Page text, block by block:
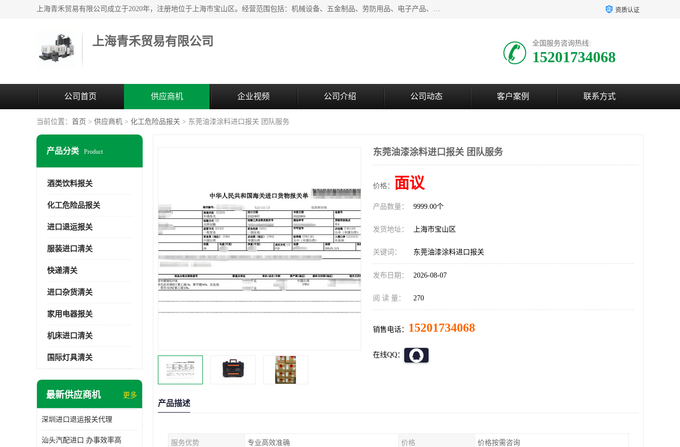
上海青禾贸易有限公司成立于2020年，注册地位于上海市宝山区。经营范围包括：机械设备、五金制品、劳防用品、电子产品、塑胶制品、家具、模具、纺织品、仪器仪表、建筑材料、装饰材料、化工产品、金属制品、机车配件等货物进出口报关、清关服务。 资质认证
上海青禾贸易有限公司 全国服务咨询热线:
15201734068
公司首页 供应商机 企业视频 公司介绍 公司动态 客户案例 联系方式
当前位置： 首页 > 供应商机 > 化工危险品报关 > 东莞油漆涂料进口报关 团队服务
产品分类 Product
酒类饮料报关
化工危险品报关
进口退运报关
服装进口清关
快递清关
进口杂货清关
家用电器报关
机床进口清关
国际灯具清关
最新供应商机 更多
深圳进口退运报关代理
汕头汽配进口 办事效率高
东莞油漆涂料进口报关 团队服务
价格： 面议
产品数量： 9999.00个
发货地址： 上海市宝山区
关键词： 东莞油漆涂料进口报关
发布日期： 2026-08-07
阅 读 量： 270
销售电话： 15201734068
在线QQ：
产品描述
服务优势 专业高效准确 价格 价格按需咨询